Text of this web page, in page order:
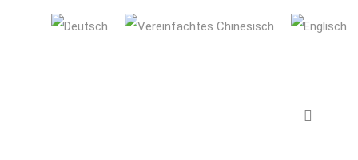
AUDI Konfuzius-Institut Ingolstadt